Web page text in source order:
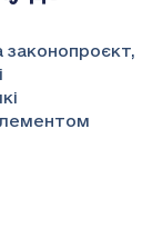
законопроєкт,